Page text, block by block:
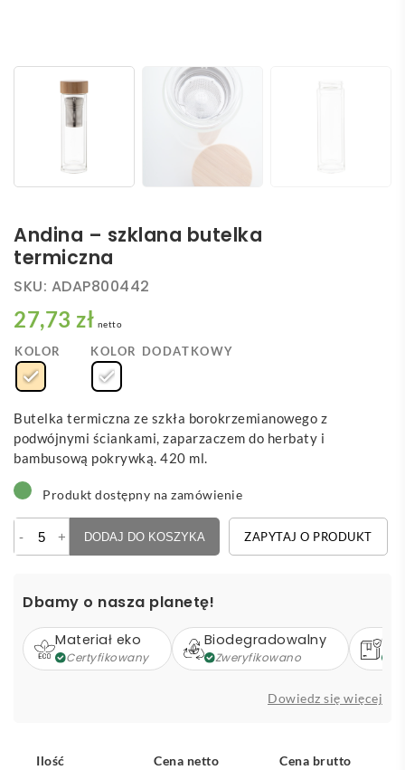
Andina – szklana butelka
termiczna
SKU: ADAP800442
27,73 zł netto
KOLOR KOLOR DODATKOWY
Butelka termiczna ze szkła borokrzemianowego z
podwójnymi ściankami, zaparzaczem do herbaty i
bambusową pokrywką. 420 ml.
Produkt dostępny na zamówienie
-
Andina
butelka
termiczna
+ DODAJ DO KOSZYKA ZAPYTAJ O PRODUKT
Dbamy o nasza planetę!
Materiał eko
Certyfikowany
Biodegradowalny
Zweryfikowano
Dowiedz się więcej
Ilość Cena netto Cena brutto